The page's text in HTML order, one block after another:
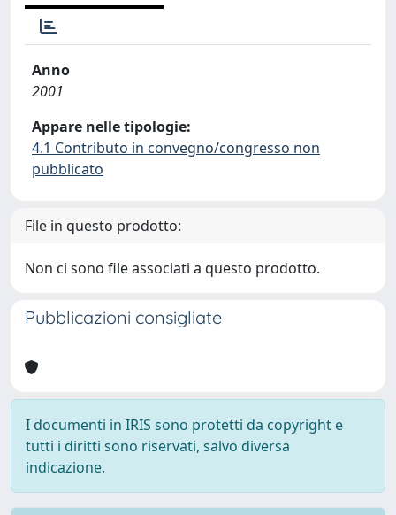
Anno
2001
Appare nelle tipologie:
4.1 Contributo in convegno/congresso non
pubblicato
File in questo prodotto:
Non ci sono file associati a questo prodotto.
Pubblicazioni consigliate
I documenti in IRIS sono protetti da copyright e
tutti i diritti sono riservati, salvo diversa
indicazione.